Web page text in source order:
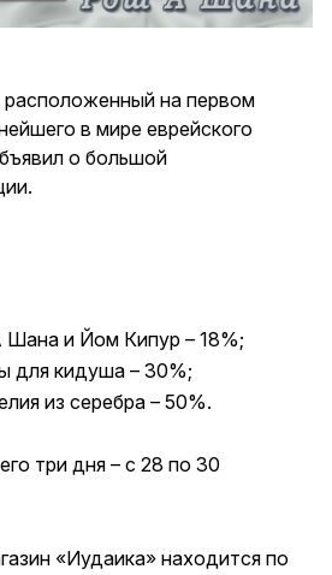
расположенный на первом
в мире еврейского
о большой
и Йом Кипур – 18%;
для кидуша – 30%;
из серебра – 50%.
три дня – с 28 по 30
«Иудаика» находится по